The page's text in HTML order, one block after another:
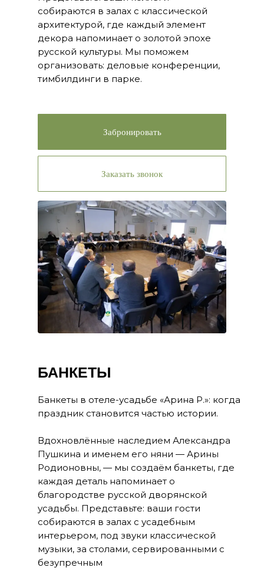
Забронировать
собираются в залах с классической
архитектурой, где каждый элемент
декора напоминает о золотой эпохе
русской культуры. Мы поможем
организовать: деловые конференции,
тимбилдинги в парке.
Заказать звонок
БАНКЕТЫ
Банкеты в отеле-усадьбе «Арина Р.»: когда
праздник становится частью истории.
Вдохновлённые наследием Александра
Пушкина и именем его няни — Арины
Родионовны, — мы создаём банкеты, где
каждая деталь напоминает о
благородстве русской дворянской
усадьбы. Представьте: ваши гости
собираются в залах с усадебным
интерьером, под звуки классической
музыки, за столами, сервированными с
безупречным